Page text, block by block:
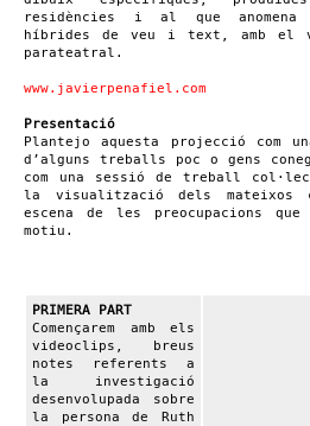
residències i al que anomena
híbrides de veu i text, amb el
parateatral.
www.javierpenafiel.com
Presentació
Plantejo aquesta projecció com
d’alguns treballs poc o gens
com una sessió de treball
la visualització dels mateixos
escena de les preocupacions
motiu.
PRIMERA PART
Començarem amb els
videoclips, breus
notes referents a
la investigació
desenvolupada sobre
la persona de Ruth